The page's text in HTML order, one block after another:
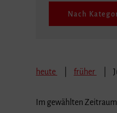
Nach
heute früher
Im gewählten